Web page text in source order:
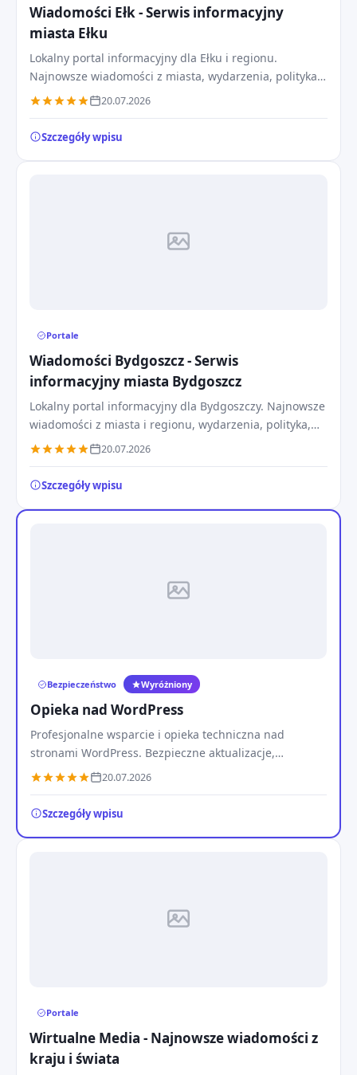
Wiadomości Ełk - Serwis informacyjny
miasta Ełku
Lokalny portal informacyjny dla Ełku i regionu.
Najnowsze wiadomości z miasta, wydarzenia, polityka,
gospodarka oraz bieżące relacje na żywo 24/7.
20.07.2026
Szczegóły wpisu
Portale
Wiadomości Bydgoszcz - Serwis
informacyjny miasta Bydgoszcz
Lokalny portal informacyjny dla Bydgoszczy. Najnowsze
wiadomości z miasta i regionu, wydarzenia, polityka,
gospodarka oraz bieżące relacje 24/7.
20.07.2026
Szczegóły wpisu
Bezpieczeństwo Wyróżniony
Opieka nad WordPress
Profesjonalne wsparcie i opieka techniczna nad
stronami WordPress. Bezpieczne aktualizacje,
monitoring 24/7, usuwanie wirusów, migracje oraz
20.07.2026
Szczegóły wpisu
Portale
Wirtualne Media - Najnowsze wiadomości z
kraju i świata